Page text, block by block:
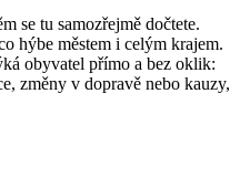
se tu samozřejmě dočtete.
hýbe městem i celým krajem.
obyvatel přímo a bez oklik:
změny v dopravě nebo kauzy,